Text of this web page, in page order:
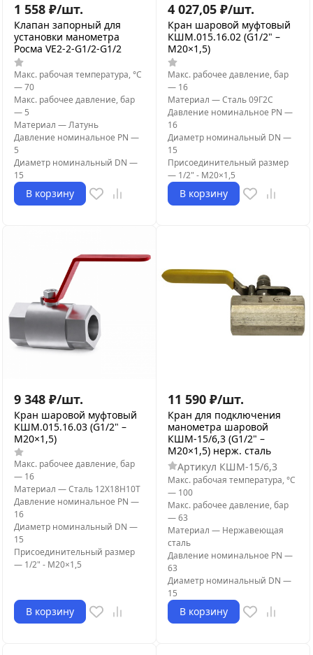
1 558 ₽/шт.
Клапан запорный для
установки манометра
Росма VE2-2-G1/2-G1/2
Макс. рабочая температура, °С
—70
Макс. рабочее давление, бар
— 5
Материал —Латунь
Давление номинальное PN —
5
Диаметр номинальный DN —
15
В корзину
4 027,05 ₽/шт.
Кран шаровой муфтовый
КШМ.015.16.02 (G1/2" –
М20×1,5)
Макс. рабочее давление, бар
— 16
Материал —Сталь 09Г2С
Давление номинальное PN —
16
Диаметр номинальный DN —
15
Присоединительный размер
— 1/2" - М20×1,5
В корзину
9 348 ₽/шт.
Кран шаровой муфтовый
КШМ.015.16.03 (G1/2" –
М20×1,5)
Макс. рабочее давление, бар
— 16
Материал —Сталь 12Х18Н10Т
Давление номинальное PN —
16
Диаметр номинальный DN —
15
Присоединительный размер
— 1/2" - М20×1,5
В корзину
11 590 ₽/шт.
Кран для подключения
манометра шаровой
КШМ-15/6,3 (G1/2" –
М20×1,5) нерж. сталь
Артикул КШМ-15/6,3
Макс. рабочая температура, °С
— 100
Макс. рабочее давление, бар
—63
Материал — Нержавеющая
сталь
Давление номинальное PN —
63
Диаметр номинальный DN —
15
В корзину